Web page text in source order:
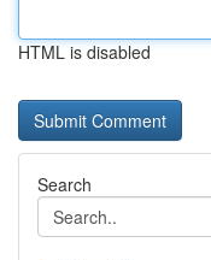
HTML is disabled
Search